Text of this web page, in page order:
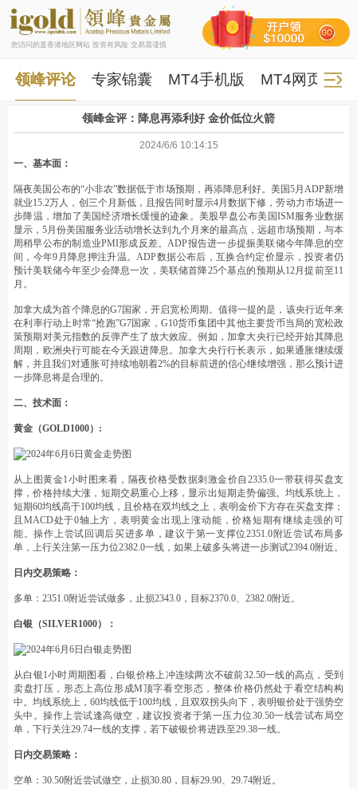
您访问的是香港地区网站 投资有风险 交易需谨慎
领峰评论 专家锦囊 MT4手机版 MT4网页版
领峰金评：降息再添利好 金价低位火箭
2024/6/6 10:14:15
一、基本面：
隔夜美国公布的“小非农”数据低于市场预期，再添降息利好。美国5月ADP新增
就业15.2万人，创三个月新低，且报告同时显示4月数据下修，劳动力市场进一
步降温，增加了美国经济增长缓慢的迹象。美股早盘公布美国ISM服务业数据
显示，5月份美国服务业活动增长达到九个月来的最高点，远超市场预期，与本
周稍早公布的制造业PMI形成反差。ADP报告进一步提振美联储今年降息的空
间，今年9月降息押注升温。ADP数据公布后，互换合约定价显示，投资者仍
预计美联储今年至少会降息一次，美联储首降25个基点的预期从12月提前至11
月。
加拿大成为首个降息的G7国家，开启宽松周期。值得一提的是，该央行近年来
在利率行动上时常“抢跑”G7国家，G10货币集团中其他主要货币当局的宽松政
策预期对美元指数的反弹产生了放大效应。例如，加拿大央行已经开始其降息
周期，欧洲央行可能在今天跟进降息。加拿大央行行长表示，如果通胀继续缓
解，并且我们对通胀可持续地朝着2%的目标前进的信心继续增强，那么预计进
一步降息将是合理的。
二、技术面：
黄金（GOLD1000）:
从上图黄金1小时图来看，隔夜价格受数据刺激金价自2335.0一带获得买盘支
撑，价格持续大涨，短期交易重心上移，显示出短期走势偏强。均线系统上，
短期60均线高于100均线，且价格在双均线之上，表明金价下方存在买盘支撑；
且MACD处于0轴上方，表明黄金出现上涨动能，价格短期有继续走强的可
能。操作上尝试回调后买进多单，建议于第一支撑位2351.0附近尝试布局多
单，上行关注第一压力位2382.0一线，如果上破多头将进一步测试2394.0附近。
日内交易策略：
多单：2351.0附近尝试做多，止损2343.0，目标2370.0、2382.0附近。
白银（SILVER1000）：
从白银1小时周期图看，白银价格上冲连续两次不破前32.50一线的高点，受到
卖盘打压，形态上高位形成M顶字看空形态，整体价格仍然处于看空结构构
中。均线系统上，60均线低于100均线，且双双拐头向下，表明银价处于强势空
头中。操作上尝试逢高做空，建议投资者于第一压力位30.50一线尝试布局空
单，下行关注29.74一线的支撑，若下破银价将进跌至29.38一线。
日内交易策略：
空单：30.50附近尝试做空，止损30.80，目标29.90、29.74附近。